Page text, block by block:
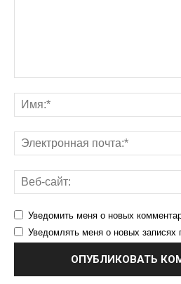
Уведомить меня о новых
Уведомлять меня о новых записях